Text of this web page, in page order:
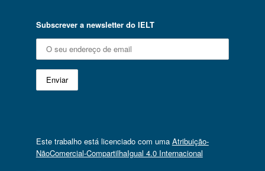
Subscrever a newsletter do IELT
Este trabalho está licenciado com uma Atribuição-
NãoComercial-CompartilhaIgual 4.0 Internacional